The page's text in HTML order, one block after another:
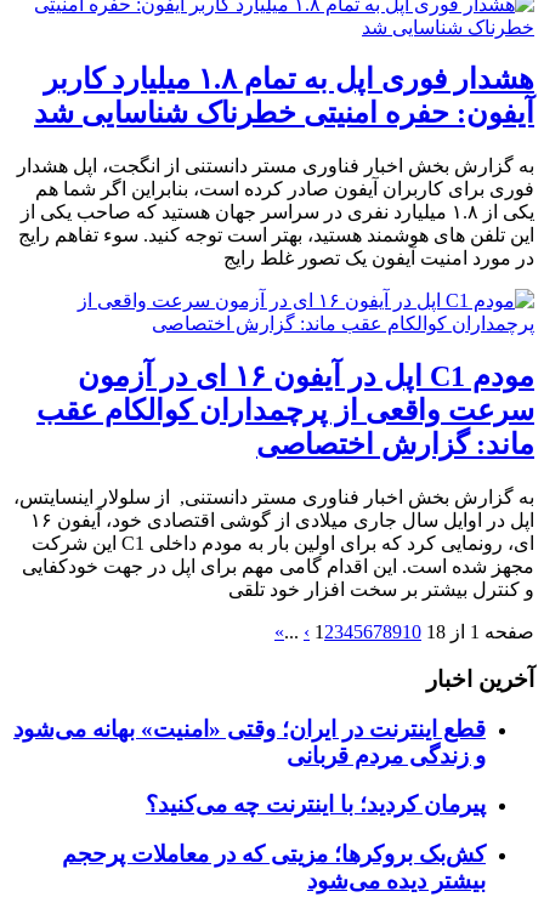
هشدار فوری اپل به تمام ۱.۸ میلیارد کاربر
آیفون: حفره امنیتی خطرناک شناسایی شد
به گزارش بخش اخبار فناوری مستر دانستنی از انگجت، اپل هشدار
فوری برای کاربران آیفون صادر کرده است، بنابراین اگر شما هم
یکی از ۱.۸ میلیارد نفری در سراسر جهان هستید که صاحب یکی از
این تلفن های هوشمند هستید، بهتر است توجه کنید. سوء تفاهم رایج
در مورد امنیت آیفون یک تصور غلط رایج
مودم C1 اپل در آیفون ۱۶ ای در آزمون
سرعت واقعی از پرچمداران کوالکام عقب
ماند: گزارش اختصاصی
به گزارش بخش اخبار فناوری مستر دانستنی, از سلولار اینسایتس،
اپل در اوایل سال جاری میلادی از گوشی اقتصادی خود، آیفون ۱۶
ای، رونمایی کرد که برای اولین بار به مودم داخلی C1 این شرکت
مجهز شده است. این اقدام گامی مهم برای اپل در جهت خودکفایی
و کنترل بیشتر بر سخت افزار خود تلقی
صفحه 1 از 18 1 2345678910
›
...
»
آخرین اخبار
قطع اینترنت در ایران؛ وقتی «امنیت» بهانه می‌شود
و زندگی مردم قربانی
پیرمان کردید؛ با اینترنت چه می‌کنید؟
کش‌بک بروکرها؛ مزیتی که در معاملات پرحجم
بیشتر دیده می‌شود